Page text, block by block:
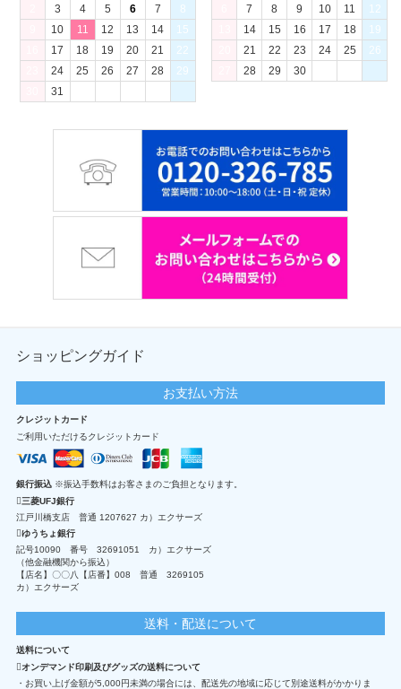
3 4 5 6 7
8
10 11 12 13 14
15
17 18 19 20 21
22
24 25 26 27 28
29
31
7 8 9 10 11
12
14 15 16 17 18
19
21 22 23 24 25
26
28 29 30
ショッピングガイド
お支払い方法
クレジットカード
ご利用いただけるクレジットカード
銀行振込 ※振込手数料はお客さまのご負担となります。
三菱UFJ銀行
江戸川橋支店 普通 1207627 カ）エクサーズ
ゆうちょ銀行
記号10090 番号 32691051 カ）エクサーズ
（他金融機関から振込）
【店名】〇〇八【店番】008 普通 3269105
カ）エクサーズ
送料・配送について
送料について
オンデマンド印刷及びグッズの送料について
・お買い上げ金額が5,000円未満の場合には、配送先の地域に応じて別途送料がかかりま